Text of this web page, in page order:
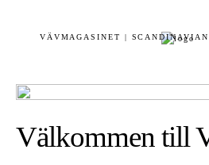
VÄVMAGASINET |
Välkommen till